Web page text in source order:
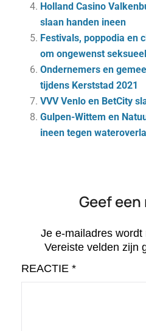
Holland Casino
slaan handen ineen
Festivals, poppodia en
om ongewenst
Ondernemers en
tijdens Kerststad 2021
VVV Venlo en BetCity
Gulpen-Wittem en
ineen tegen
Geef
Je e-mailadres
Vereiste velden zijn
REACTIE *